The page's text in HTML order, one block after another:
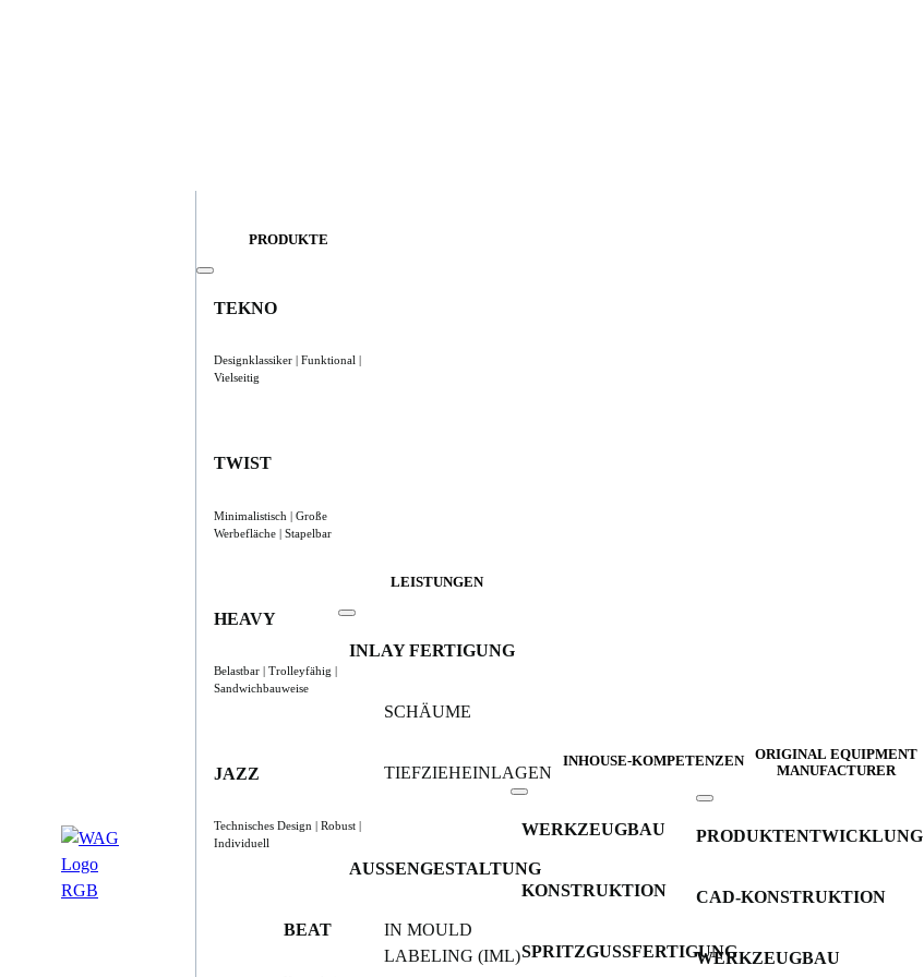
PRODUKTE
TEKNO
Designklassiker | Funktional |
Vielseitig
TWIST
Minimalistisch | Große
Werbefläche | Stapelbar
HEAVY
Belastbar | Trolleyfähig |
Sandwichbauweise
JAZZ
Technisches Design | Robust |
Individuell
BEAT
LEISTUNGEN
INLAY FERTIGUNG
SCHÄUME
TIEFZIEHEINLAGEN
AUSSENGESTALTUNG
IN MOULD
LABELING (IML)
INHOUSE-KOMPETENZEN
WERKZEUGBAU
KONSTRUKTION
SPRITZGUSSFERTIGUNG
ORIGINAL EQUIPMENT
MANUFACTURER
PRODUKTENTWICKLUNG
CAD-KONSTRUKTION
WERKZEUGBAU